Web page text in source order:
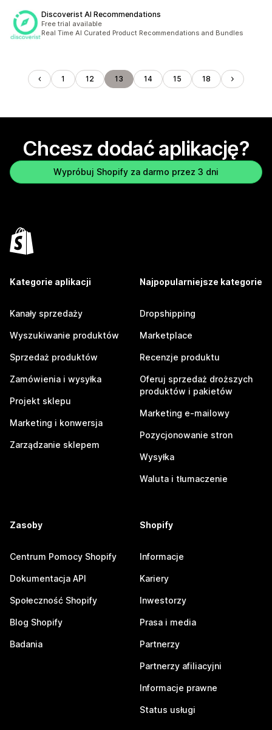
Discoverist AI Recommendations
Free trial available
Real Time AI Curated Product Recommendations and Bundles
1 12 13 14 15 18
Chcesz dodać aplikację?
Wypróbuj Shopify za darmo przez 3 dni
Kategorie aplikacji
Kanały sprzedaży
Wyszukiwanie produktów
Sprzedaż produktów
Zamówienia i wysyłka
Projekt sklepu
Marketing i konwersja
Zarządzanie sklepem
Najpopularniejsze kategorie
Dropshipping
Marketplace
Recenzje produktu
Oferuj sprzedaż droższych
produktów i pakietów
Marketing e-mailowy
Pozycjonowanie stron
Wysyłka
Waluta i tłumaczenie
Zasoby
Centrum Pomocy Shopify
Dokumentacja API
Społeczność Shopify
Blog Shopify
Badania
Shopify
Informacje
Kariery
Inwestorzy
Prasa i media
Partnerzy
Partnerzy afiliacyjni
Informacje prawne
Status usługi